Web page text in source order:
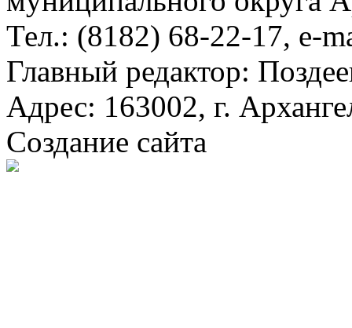
Тел.: (8182) 68-22-17, e-
Главный редактор:
Адрес: 163002, г.
Создание сайта